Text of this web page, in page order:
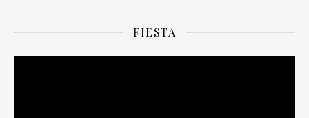
FIESTA
Odtwarzacz